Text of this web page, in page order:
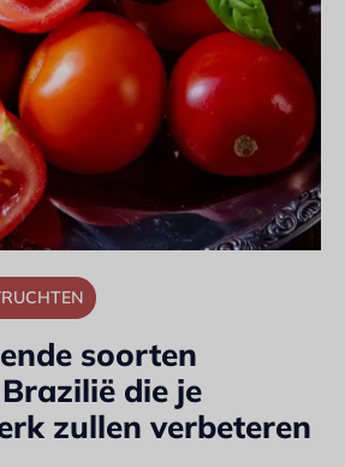
soorten
die je
zullen verbeteren